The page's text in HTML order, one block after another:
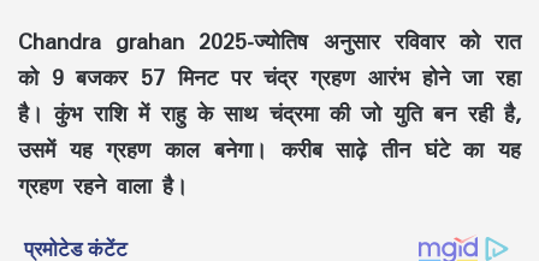
Chandra grahan 2025-ज्योतिष अनुसार रविवार को रात
को 9 बजकर 57 मिनट पर चंद्र ग्रहण आरंभ होने जा रहा
है। कुंभ राशि में राहु के साथ चंद्रमा की जो युति बन रही है,
उसमें यह ग्रहण काल बनेगा। करीब साढ़े तीन घंटे का यह
ग्रहण रहने वाला है।